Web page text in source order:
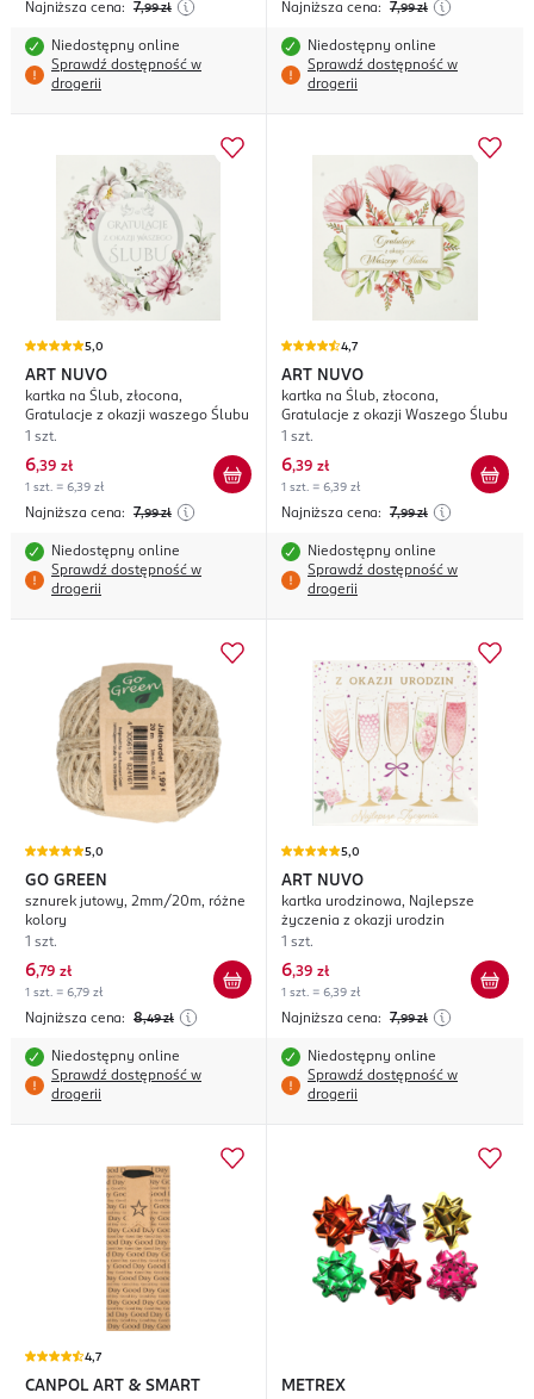
Najniższa cena: 7,99 zł
Niedostępny online
Sprawdź dostępność w
drogerii
Najniższa cena: 7,99 zł
Niedostępny online
Sprawdź dostępność w
drogerii
5,0
ART NUVO
kartka na Ślub, złocona,
Gratulacje z okazji waszego Ślubu
1 szt.
6,39 zł
1 szt. = 6,39 zł
Najniższa cena: 7,99 zł
Niedostępny online
Sprawdź dostępność w
drogerii
4,7
ART NUVO
kartka na Ślub, złocona,
Gratulacje z okazji Waszego Ślubu
1 szt.
6,39 zł
1 szt. = 6,39 zł
Najniższa cena: 7,99 zł
Niedostępny online
Sprawdź dostępność w
drogerii
5,0
GO GREEN
sznurek jutowy, 2mm/20m, różne
kolory
1 szt.
6,79 zł
1 szt. = 6,79 zł
Najniższa cena: 8,49 zł
Niedostępny online
Sprawdź dostępność w
drogerii
5,0
ART NUVO
kartka urodzinowa, Najlepsze
życzenia z okazji urodzin
1 szt.
6,39 zł
1 szt. = 6,39 zł
Najniższa cena: 7,99 zł
Niedostępny online
Sprawdź dostępność w
drogerii
4,7
CANPOL ART & SMART METREX